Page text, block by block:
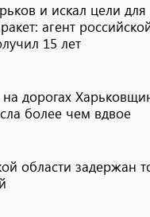
и искал цели для
агент
15 лет
дорогах
более чем вдвое
области задержан